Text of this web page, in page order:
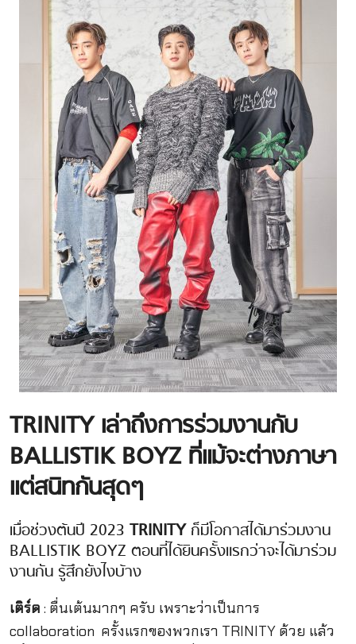
TRINITY เล่าถึงการร่วมงานกับ
BALLISTIK BOYZ ที่แม้จะต่างภาษา
แต่สนิทกันสุดๆ
เมื่อช่วงต้นปี 2023 TRINITYก็มีโอกาสได้มาร่วมงาน
BALLISTIK BOYZ ตอนที่ได้ยินครั้งแรกว่าจะได้มาร่วม
งานกัน รู้สึกยังไงบ้าง
เติร์ด : ตื่นเต้นมากๆ ครับ เพราะว่าเป็นการ
collaboration ครั้งแรกของพวกเรา TRINITY ด้วย แล้ว